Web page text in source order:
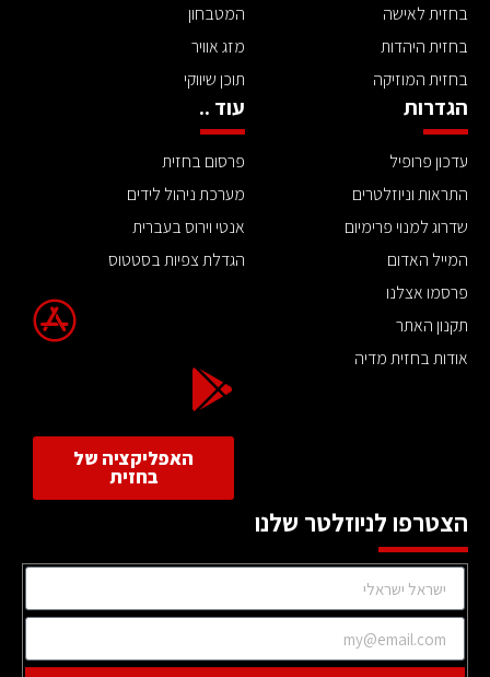
בחזית לאישה
בחזית היהדות
בחזית המוזיקה
המטבחון
מזג אוויר
תוכן שיווקי
הגדרות
עדכון פרופיל
התראות וניוזלטרים
שדרוג למנוי פרימיום
המייל האדום
פרסמו אצלנו
תקנון האתר
אודות בחזית מדיה
עוד ..
פרסום בחזית
מערכת ניהול לידים
אנטי וירוס בעברית
הגדלת צפיות בסטטוס
האפליקציה של
בחזית
הצטרפו לניוזלטר שלנו